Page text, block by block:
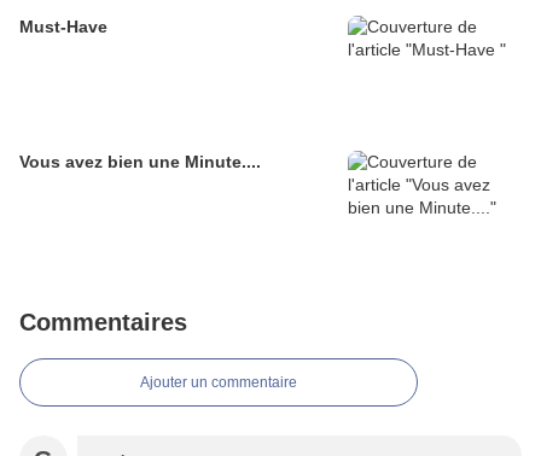
Must-Have
Vous avez bien une Minute....
Commentaires
Ajouter un commentaire